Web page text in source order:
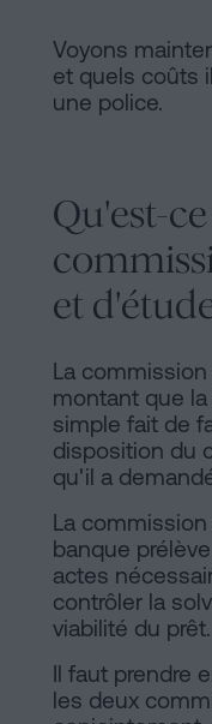
Voyons
et quels coûts
une police.
Qu'est-
et
La
montant que
simple fait de
disposition du
qu'il a
La
banque
actes
contrôler la
viabilité du prêt.
Il faut prendre
les deux